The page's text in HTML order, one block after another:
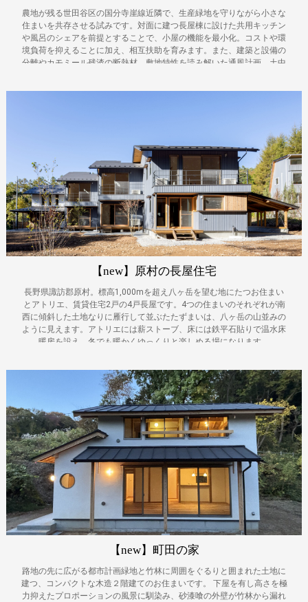
農地が残る世田谷区の国分寺崖線近隣で、生産緑地を守りながら小さな
住まいを共存させる試みです。対面に建つ長屋棟に設けた共用キッチン
や風呂のシェアを前提とすることで、小屋の機能を最小化。コストや環
境負荷を抑えることに加え、相互扶助を育みます。また、建築と設備の
分離やカモミール残渣の断熱材、敷地特性を読み解いた通風計画、土中
【new】原村の長屋住宅
長野県諏訪郡原村。標高1,000mを超え八ヶ岳を望む地にたつお住まい
とアトリエ、賃貸住宅2戸の4戸長屋です。4つの住まいのそれぞれが南
西に傾斜した土地なりに雁行して並ぶたたずまいは、八ヶ岳の山並みの
ように見えます。アトリエには薪ストーブ、床には鉄平石貼りで温水床
暖房を設え、冬でも暖かくゆっくりと楽しめる場になります。
【new】町田の家
路地の先に広がる都市計画緑地と竹林に周囲をぐるりと囲まれた土地に
建つ、コンパクトな木造２階建てのお住まいです。
下屋を有し高さを極
力抑えたプロポーションの風景に馴染み、砂漆喰の外壁が竹林から漏れ